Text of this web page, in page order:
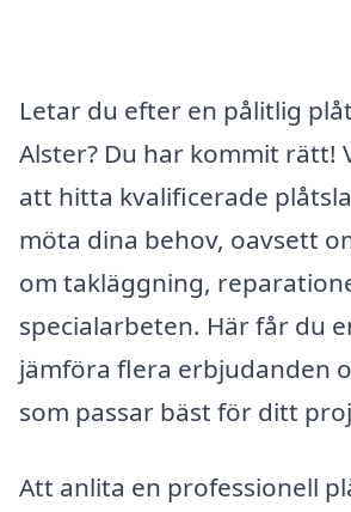
Letar du efter en pålitlig
Alster? Du har kommit rätt!
att hitta kvalificerade
möta dina behov, oavsett
om takläggning,
specialarbeten. Här får du
jämföra flera erbjudanden
som passar bäst för ditt
Att anlita en professionell